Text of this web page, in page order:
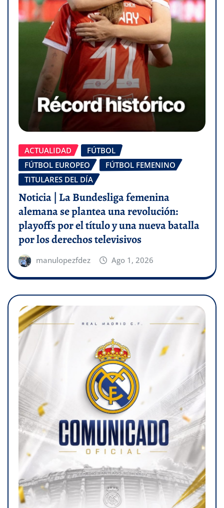
ACTUALIDAD
FÚTBOL
FÚTBOL EUROPEO
FÚTBOL FEMENINO
TITULARES DEL DÍA
Noticia | La Bundesliga femenina
alemana se plantea una revolución:
playoffs por el título y una nueva batalla
por los derechos televisivos
manulopezfdez Ago 1, 2026